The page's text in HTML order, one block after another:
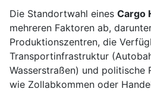
Die Standortwahl eines Cargo
mehreren Faktoren ab,
Produktionszentren, die
Transportinfrastruktur
Wasserstraßen) und politische
wie Zollabkommen oder